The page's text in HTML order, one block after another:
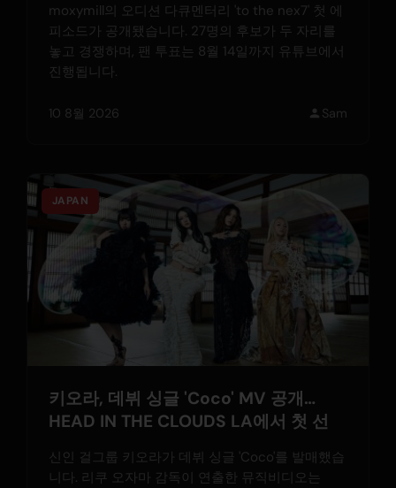
moxymill의 오디션 다큐멘터리 'to the nex7' 첫 에
피소드가 공개됐습니다. 27명의 후보가 두 자리를
놓고 경쟁하며, 팬 투표는 8월 14일까지 유튜브에서
진행됩니다.
10 8월 2026 Sam
JAPAN
키오라, 데뷔 싱글 'Coco' MV 공개…
HEAD IN THE CLOUDS LA에서 첫 선
신인 걸그룹 키오라가 데뷔 싱글 'Coco'를 발매했습
니다. 리쿠 오자마 감독이 연출한 뮤직비디오는